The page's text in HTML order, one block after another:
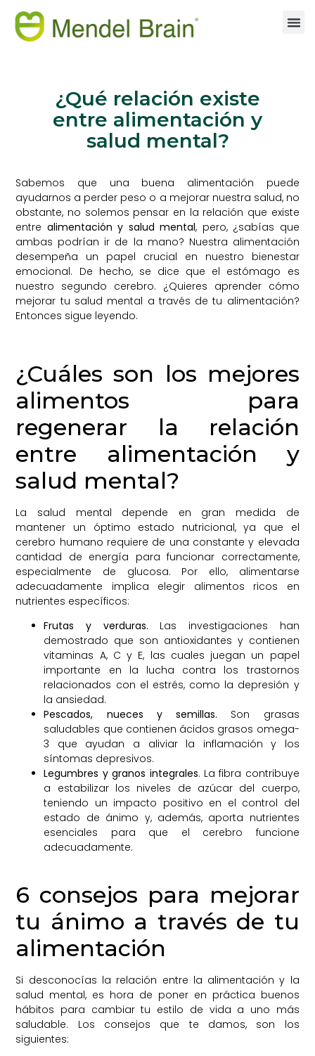
¿Qué relación existe
entre alimentación y
salud mental?
Sabemos que una buena alimentación puede
ayudarnos a perder peso o a mejorar nuestra salud, no
obstante, no solemos pensar en la relación que existe
entre alimentación y salud mental, pero, ¿sabías que
ambas podrían ir de la mano? Nuestra alimentación
desempeña un papel crucial en nuestro bienestar
emocional. De hecho, se dice que el estómago es
nuestro segundo cerebro. ¿Quieres aprender cómo
mejorar tu salud mental a través de tu alimentación?
Entonces sigue leyendo.
¿Cuáles son los mejores
alimentos para
regenerar la relación
entre alimentación y
salud mental?
La salud mental depende en gran medida de
mantener un óptimo estado nutricional, ya que el
cerebro humano requiere de una constante y elevada
cantidad de energía para funcionar correctamente,
especialmente de glucosa. Por ello, alimentarse
adecuadamente implica elegir alimentos ricos en
nutrientes específicos:
Frutas y verduras. Las investigaciones han
demostrado que son antioxidantes y contienen
vitaminas A, C y E, las cuales juegan un papel
importante en la lucha contra los trastornos
relacionados con el estrés, como la depresión y
la ansiedad.
Pescados, nueces y semillas. Son grasas
saludables que contienen ácidos grasos omega-
3 que ayudan a aliviar la inflamación y los
síntomas depresivos.
Legumbres y granos integrales. La fibra contribuye
a estabilizar los niveles de azúcar del cuerpo,
teniendo un impacto positivo en el control del
estado de ánimo y, además, aporta nutrientes
esenciales para que el cerebro funcione
adecuadamente.
6 consejos para mejorar
tu ánimo a través de tu
alimentación
Si desconocías la relación entre la alimentación y la
salud mental, es hora de poner en práctica buenos
hábitos para cambiar tu estilo de vida a uno más
saludable. Los consejos que te damos, son los
siguientes: